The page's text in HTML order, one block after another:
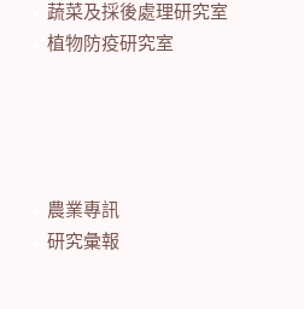
蔬菜及採後處理研究室
植物防疫研究室
農業專訊
研究彙報